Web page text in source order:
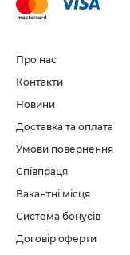
Про нас
Контакти
Новини
Доставка та оплата
Умови повернення
Співпраця
Вакантні місця
Система бонусів
Договір оферти